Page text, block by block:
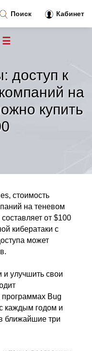
доступ к
на
купить
стоимость
на теневом
от $100
кибератаки с
может
и улучшить свои
программах Bug
каждым годом и
ближайшие три
Поиск Кабинет
☰